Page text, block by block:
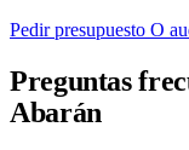
Pedir presupuesto O
Preguntas
Abarán